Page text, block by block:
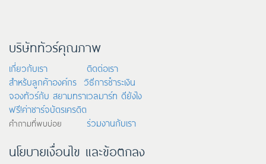
บริษัททัวร์คุณภาพ
เกี่ยวกับเรา
ติดต่อเรา
สำหรับลูกค้าองค์กร วิธีการชำระเงิน
จองทัวร์กับ สยามทราเวลมาร์ท ดียังไง
ฟรี!ค่าชาร์จบัตรเครดิต
คำถามที่พบบ่อย ร่วมงานกับเรา
นโยบายเงื่อนไข และข้อตกลง